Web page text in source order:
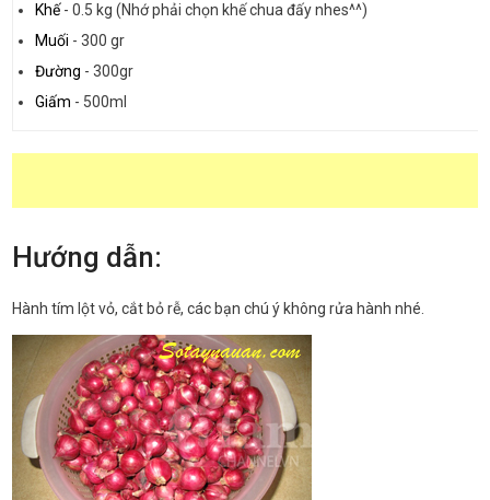
Khế-0.5 kg (Nhớ phải chọn khế chua đấy nhes^^)
Muối -300 gr
Đường -300gr
Giấm - 500ml
Hướng dẫn:
Hành tím lột vỏ, cắt bỏ rễ, các bạn chú ý không rửa hành nhé.